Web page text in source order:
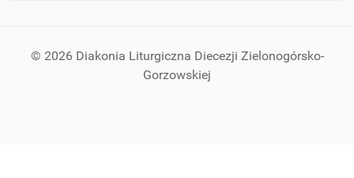
© 2026 Diakonia Liturgiczna Diecezji Zielonogórsko-
Gorzowskiej